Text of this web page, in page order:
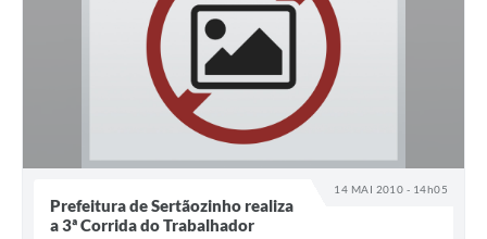
14 MAI 2010 - 14h05
Prefeitura de Sertãozinho realiza
a 3ª Corrida do Trabalhador